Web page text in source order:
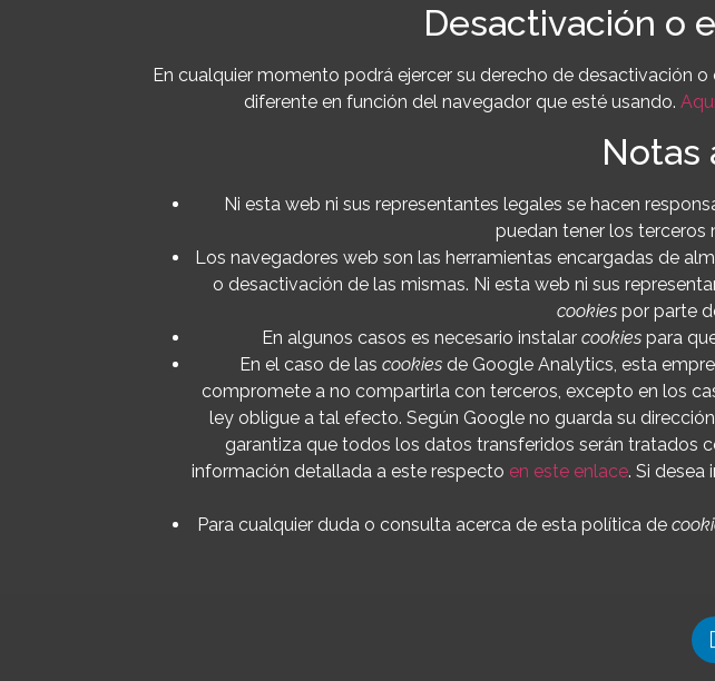
Desactivación o
En cualquier momento podrá ejercer su derecho de desactivación
diferente en función del navegador que esté usando.
Notas
Ni esta web ni sus representantes legales se hacen
puedan tener los
Los navegadores web son las herramientas encargadas de
o desactivación de las mismas. Ni esta web ni sus
cookies por parte
En algunos casos es necesario instalar cookiespara
En el caso de las cookies de Google Analytics, esta
compromete a no compartirla con terceros, excepto en los
ley obligue a tal efecto. Según Google no guarda su
garantiza que todos los datos transferidos serán tratados
información detallada a este respecto en este enlace. Si desea
Para cualquier duda o consulta acerca de esta política de